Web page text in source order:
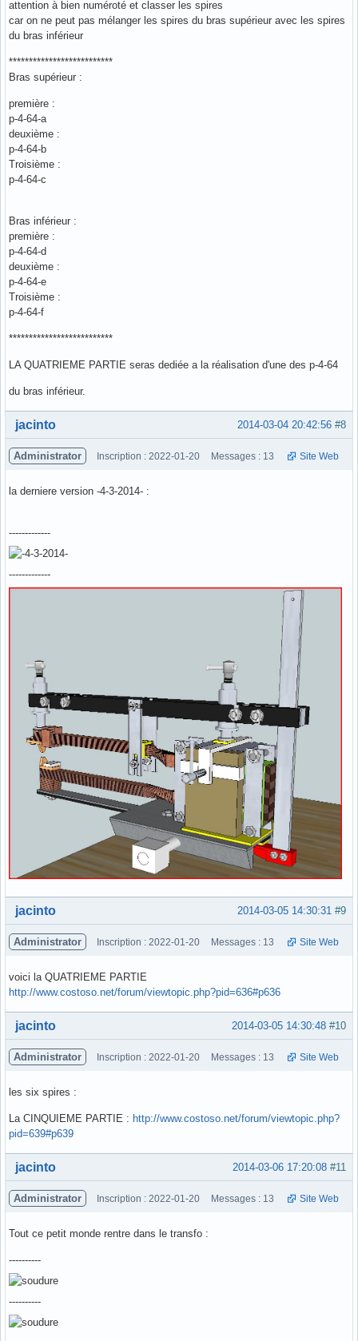
attention à bien numéroté et classer les spires
car on ne peut pas mélanger les spires du bras supérieur avec les spires
du bras inférieur
**************************
Bras supérieur :
première :
p-4-64-a
deuxième :
p-4-64-b
Troisième :
p-4-64-c
Bras inférieur :
première :
p-4-64-d
deuxième :
p-4-64-e
Troisième :
p-4-64-f
**************************
LA QUATRIEME PARTIE seras dediée a la réalisation d'une des p-4-64
du bras inférieur.
Hors ligne #8
2014-03-04 20:42:56
jacinto
Administrator Inscription : 2022-01-20 Messages : 13 Site Web
la derniere version -4-3-2014- :
-------------
-------------
Hors ligne #9
2014-03-05 14:30:31
jacinto
Administrator Inscription : 2022-01-20 Messages : 13 Site Web
voici la QUATRIEME PARTIE
http://www.costoso.net/forum/viewtopic.php?pid=636#p636
Hors ligne #10
2014-03-05 14:30:48
jacinto
Administrator Inscription : 2022-01-20 Messages : 13 Site Web
les six spires :
La CINQUIEME PARTIE : http://www.costoso.net/forum/viewtopic.php?
pid=639#p639
Hors ligne #11
2014-03-06 17:20:08
jacinto
Administrator Inscription : 2022-01-20 Messages : 13 Site Web
Tout ce petit monde rentre dans le transfo :
----------
----------